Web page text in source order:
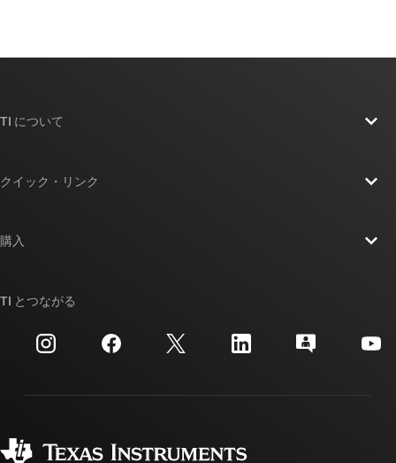
TI について
投資家向け情報
製造
クイック・リンク
クロスリファレンス検索
カスタマー・サポート・センター
myTI アカウントの FAQ
購入
ご注文に関する FAQ
TI とつながる